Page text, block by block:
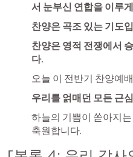
서 눈부신 연합을 이루
찬양은 곡조 있는 기도
찬양은 영적 전쟁에서
다.
오늘 이 전반기 찬양예
우리를 얽매던 모든 근
하늘의 기쁨이 쏟아지
축원합니다.